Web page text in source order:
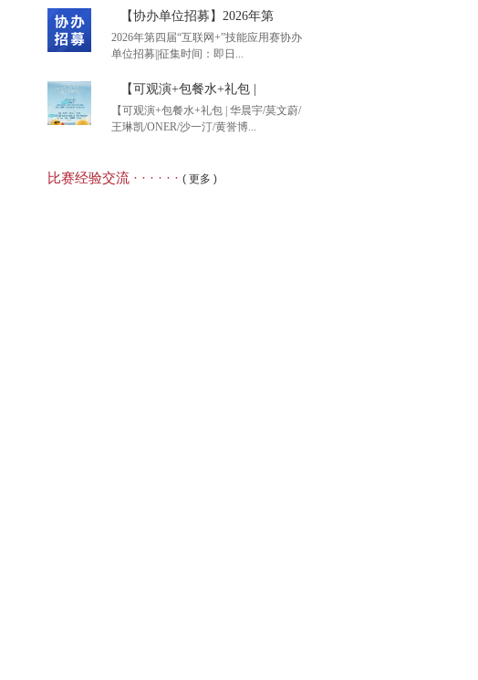
【“互联网+”】2026年第
【协办单位招募】2026年第
2026年第四届“互联网+”技能应用赛协办
单位招募||征集时间：即日...
【协办单位招募】2026年第
【可观演+包餐水+礼包 |
【可观演+包餐水+礼包 | 华晨宇/莫文蔚/
王琳凯/ONER/沙一汀/黄誉博...
比赛经验交流 · · · · · · ( 更多 )